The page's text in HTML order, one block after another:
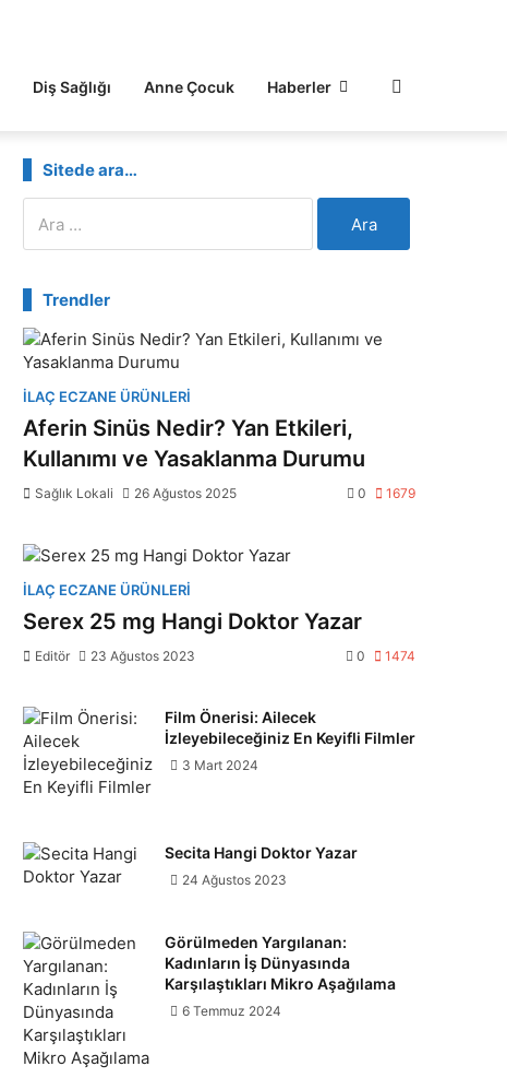
Diş Sağlığı Anne Çocuk Haberler
Sitede ara…
Trendler
İLAÇ ECZANE ÜRÜNLERI
Aferin Sinüs Nedir? Yan Etkileri,
Kullanımı ve Yasaklanma Durumu
Sağlık Lokali 26 Ağustos 2025 0 1679
İLAÇ ECZANE ÜRÜNLERI
Serex 25 mg Hangi Doktor Yazar
Editör 23 Ağustos 2023 0 1474
Film Önerisi: Ailecek
İzleyebileceğiniz En Keyifli Filmler
3 Mart 2024
Secita Hangi Doktor Yazar
24 Ağustos 2023
Görülmeden Yargılanan:
Kadınların İş Dünyasında
Karşılaştıkları Mikro Aşağılama
6 Temmuz 2024